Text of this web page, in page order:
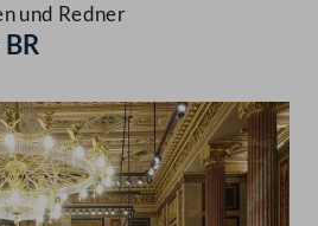
und Redner